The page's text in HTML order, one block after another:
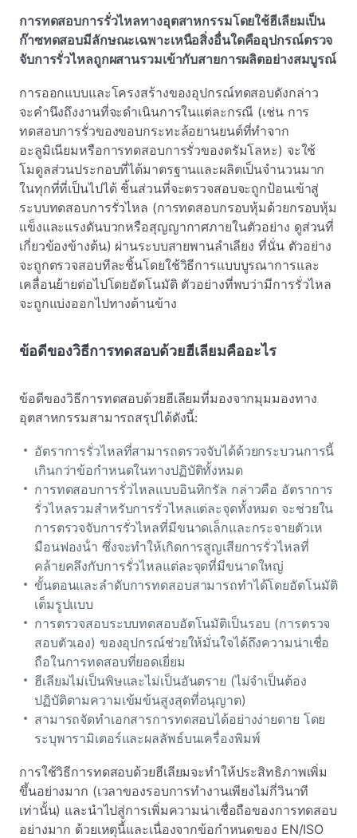
การทดสอบการรั่วไหลทางอุตสาหกรรมโดยใช้ฮีเลียมเป็น
ก๊าซทดสอบมีลักษณะเฉพาะเหนือสิ่งอื่นใดคืออุปกรณ์ตรวจ
จับการรั่วไหลถูกผสานรวมเข้ากับสายการผลิตอย่างสมบูรณ์
การออกแบบและโครงสร้างของอุปกรณ์ทดสอบดังกล่าว
จะคํานึงถึงงานที่จะดําเนินการในแต่ละกรณี (เช่น การ
ทดสอบการรั่วของขอบกระทะล้อยานยนต์ที่ทําจาก
อะลูมิเนียมหรือการทดสอบการรั่วของดรัมโลหะ) จะใช้
โมดูลส่วนประกอบที่ได้มาตรฐานและผลิตเป็นจํานวนมาก
ในทุกที่ที่เป็นไปได้ ชิ้นส่วนที่จะตรวจสอบจะถูกป้อนเข้าสู่
ระบบทดสอบการรั่วไหล (การทดสอบกรอบหุ้มด้วยกรอบหุ้ม
แข็งและแรงดันบวกหรือสุญญากาศภายในตัวอย่าง ดูส่วนที่
เกี่ยวข้องข้างต้น) ผ่านระบบสายพานลําเลียง ที่นั่น ตัวอย่าง
จะถูกตรวจสอบทีละชิ้นโดยใช้วิธีการแบบบูรณาการและ
เคลื่อนย้ายต่อไปโดยอัตโนมัติ ตัวอย่างที่พบว่ามีการรั่วไหล
จะถูกแบ่งออกไปทางด้านข้าง
ข้อดีของวิธีการทดสอบด้วยฮีเลียมคืออะไร
ข้อดีของวิธีการทดสอบด้วยฮีเลียมที่มองจากมุมมองทาง
อุตสาหกรรมสามารถสรุปได้ดังนี้:
อัตราการรั่วไหลที่สามารถตรวจจับได้ด้วยกระบวนการนี้
เกินกว่าข้อกําหนดในทางปฏิบัติทั้งหมด
การทดสอบการรั่วไหลแบบอินทิกรัล กล่าวคือ อัตราการ
รั่วไหลรวมสําหรับการรั่วไหลแต่ละจุดทั้งหมด จะช่วยใน
การตรวจจับการรั่วไหลที่มีขนาดเล็กและกระจายตัวเห
มือนฟองน้ํา ซึ่งจะทําให้เกิดการสูญเสียการรั่วไหลที่
คล้ายคลึงกับการรั่วไหลแต่ละจุดที่มีขนาดใหญ่
ขั้นตอนและลําดับการทดสอบสามารถทําได้โดยอัตโนมัติ
เต็มรูปแบบ
การตรวจสอบระบบทดสอบอัตโนมัติเป็นรอบ (การตรวจ
สอบตัวเอง) ของอุปกรณ์ช่วยให้มั่นใจได้ถึงความน่าเชื่อ
ถือในการทดสอบที่ยอดเยี่ยม
ฮีเลียมไม่เป็นพิษและไม่เป็นอันตราย (ไม่จําเป็นต้อง
ปฏิบัติตามความเข้มข้นสูงสุดที่อนุญาต)
สามารถจัดทําเอกสารการทดสอบได้อย่างง่ายดาย โดย
ระบุพารามิเตอร์และผลลัพธ์บนเครื่องพิมพ์
การใช้วิธีการทดสอบด้วยฮีเลียมจะทําให้ประสิทธิภาพเพิ่ม
ขึ้นอย่างมาก (เวลาของรอบการทํางานเพียงไม่กี่วินาที
เท่านั้น) และนําไปสู่การเพิ่มความน่าเชื่อถือของการทดสอบ
อย่างมาก ด้วยเหตุนี้และเนื่องจากข้อกําหนดของ EN/ISO